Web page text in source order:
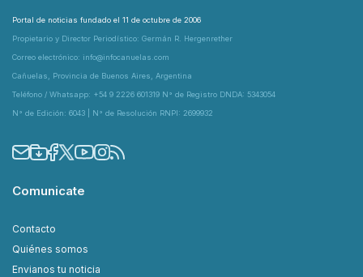
Portal de noticias fundado el 11 de octubre de 2006
Propietario y Director Periodístico: Germán R. Hergenrether
Correo electrónico: info@infocanuelas.com
Cañuelas, Provincia de Buenos Aires, Argentina
Teléfono / Whatsapp: +54 9 2226 601319 N° de Registro DNDA: 5343054
N° de Edición: 6043 | N° de Resolución RNPI: 2699932
Comunicate
Contacto
Quiénes somos
Envianos tu noticia